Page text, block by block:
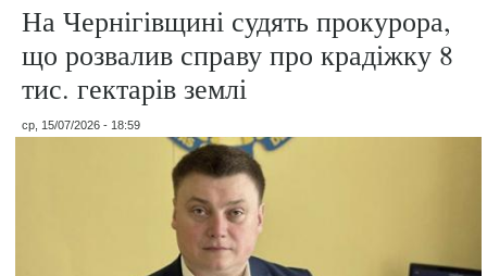
На Чернігівщині судять прокурора,
що розвалив справу про крадіжку 8
тис. гектарів землі
ср, 15/07/2026 - 18:59